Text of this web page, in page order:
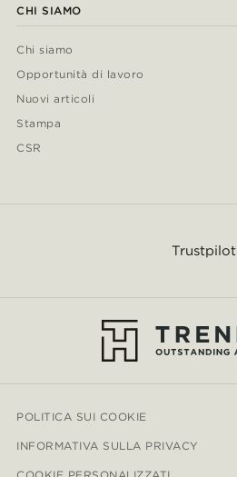
CHI SIAMO
Chi siamo
Opportunità di lavoro
Nuovi articoli
Stampa
CSR
Trustpilot
POLITICA SUI COOKIE
INFORMATIVA SULLA PRIVACY